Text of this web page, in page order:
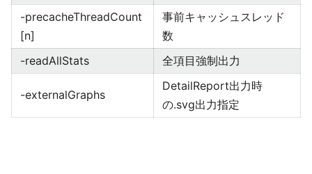
-precacheThreadCount
[n]
事前キャッシュスレッド
数
-readAllStats
全項目強制出力
-externalGraphs
DetailReport出力時
の.svg出力指定